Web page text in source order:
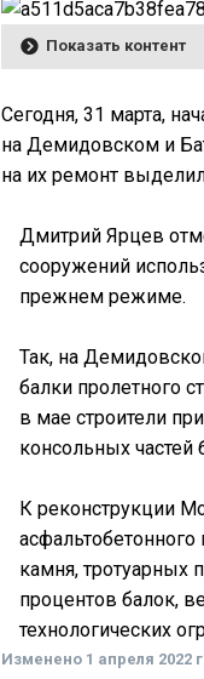
Показать контент
Сегодня, 31 марта,
на Демидовском и
на их ремонт
Дмитрий Ярцев
сооружений
прежнем режиме.
Так, на
балки пролетного
в мае строители
консольных
К реконструкции
камня, тротуарных
процентов балок,
технологических
Изменено 1 апреля 2022